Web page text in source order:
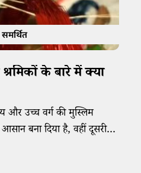
के बारे में क्या
और उच्च वर्ग की मुस्लिम
बना दिया है, वहीं दूसरी
प्रवासियों को इसके लिए काफी